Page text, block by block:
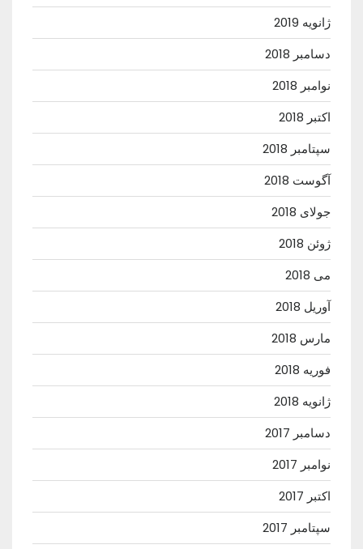
ژانویه 2019
دسامبر 2018
نوامبر 2018
اکتبر 2018
سپتامبر 2018
آگوست 2018
جولای 2018
ژوئن 2018
می 2018
آوریل 2018
مارس 2018
فوریه 2018
ژانویه 2018
دسامبر 2017
نوامبر 2017
اکتبر 2017
سپتامبر 2017